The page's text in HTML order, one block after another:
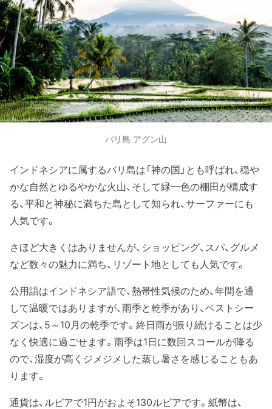
バリ島 アグン山
インドネシアに属するバリ島は「神の国」とも呼ばれ、穏や
かな自然とゆるやかな火山、そして緑一色の棚田が構成す
る、平和と神秘に満ちた島として知られ、サーファーにも
人気です。
さほど大きくはありませんが、ショッピング、スパ、グルメ
など数々の魅力に満ち、リゾート地としても人気です。
公用語はインドネシア語で、熱帯性気候のため、年間を通
して温暖ではありますが、雨季と乾季があり、ベストシー
ズンは、5～10月の乾季です。終日雨が振り続けることは少
なく快適に過ごせます。雨季は1日に数回スコールが降る
ので、湿度が高くジメジメした蒸し暑さを感じることもあ
ります。
通貨は、ルピアで1円がおよそ130ルピアです。紙幣は、